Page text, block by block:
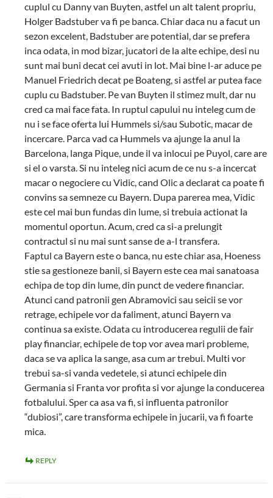
cuplul cu Danny van Buyten, astfel un alt talent propriu,
Holger Badstuber va fi pe banca. Chiar daca nu a facut un
sezon excelent, Badstuber are potential, dar se prefera
inca odata, in mod bizar, jucatori de la alte echipe, desi nu
sunt mai buni decat cei avuti in lot. Mai bine l-ar aduce pe
Manuel Friedrich decat pe Boateng, si astfel ar putea face
cuplu cu Badstuber. Pe van Buyten il stimez mult, dar nu
cred ca mai face fata. In ruptul capului nu inteleg cum de
nu i se face oferta lui Hummels si/sau Subotic, macar de
incercare. Parca vad ca Hummels va ajunge la anul la
Barcelona, langa Pique, unde il va inlocui pe Puyol, care are
si el o varsta. Si nu inteleg nici acum de ce nu s-a incercat
macar o negociere cu Vidic, cand Olic a declarat ca poate fi
convins sa semneze cu Bayern. Dupa parerea mea, Vidic
este cel mai bun fundas din lume, si trebuia actionat la
momentul oportun. Acum, cred ca si-a prelungit
contractul si nu mai sunt sanse de a-l transfera.
Faptul ca Bayern este o banca, nu este chiar asa, Hoeness
stie sa gestioneze banii, si Bayern este cea mai sanatoasa
echipa de top din lume, din punct de vedere financiar.
Atunci cand patronii gen Abramovici sau seicii se vor
retrage, echipele vor da faliment, atunci Bayern va
continua sa existe. Odata cu introducerea regulii de fair
play financiar, echipele de top vor avea mari probleme,
daca se va aplica la sange, asa cum ar trebui. Multi vor
trebui sa-si vanda vedetele, si atunci echipele din
Germania si Franta vor profita si vor ajunge la conducerea
fotbalului. Sper ca asa va fi, si influenta patronilor
“dubiosi”, care transforma echipele in jucarii, va fi foarte
mica.
REPLY